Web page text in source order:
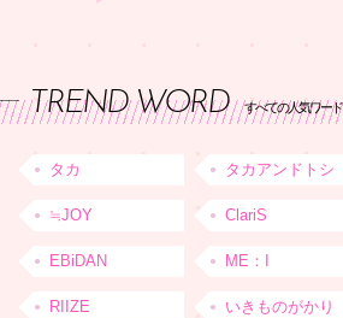
TREND WORD すべての人気ワード
タカ タカアンドトシ
≒JOY ClariS
EBiDAN ME：I
RIIZE いきものがかり